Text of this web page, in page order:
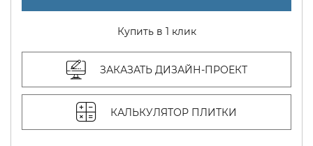
Купить в 1 клик
ЗАКАЗАТЬ ДИЗАЙН-ПРОЕКТ
КАЛЬКУЛЯТОР ПЛИТКИ